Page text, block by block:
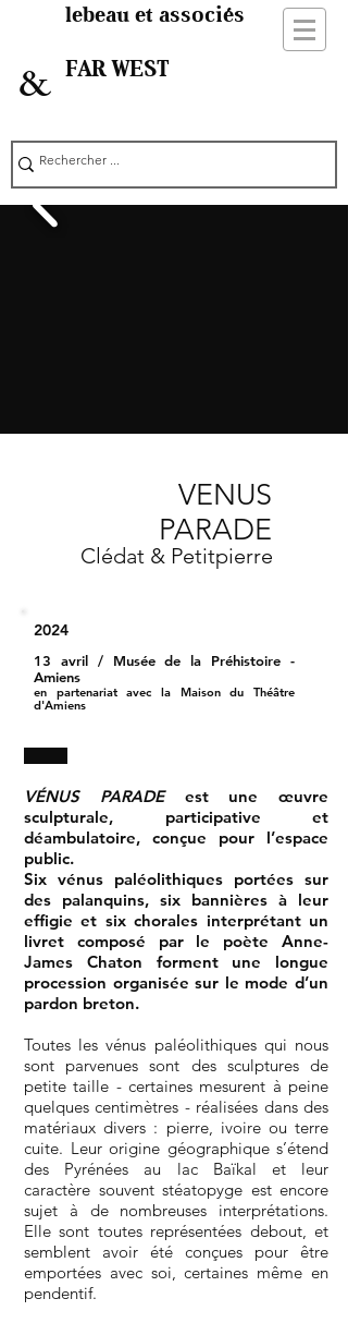
&
lebeau et associés
FAR WEST
VENUS
PARADE
Clédat & Petitpierre
2024
13 avril / Musée de la Préhistoire -
Amiens
en partenariat avec la Maison du Théâtre
d'Amiens
VÉNUS PARADE est une œuvre
sculpturale, participative et
déambulatoire, conçue pour l’espace
public.
Six vénus paléolithiques portées sur
des palanquins, six bannières à leur
effigie et six chorales interprétant un
livret composé par le poète Anne-
James Chaton forment une longue
procession organisée sur le mode d’un
pardon breton.
Toutes les vénus paléolithiques qui nous
sont parvenues sont des sculptures de
petite taille - certaines mesurent à peine
quelques centimètres - réalisées dans des
matériaux divers : pierre, ivoire ou terre
cuite. Leur origine géographique s’étend
des Pyrénées au lac Baïkal et leur
caractère souvent stéatopyge est encore
sujet à de nombreuses interprétations.
Elle sont toutes représentées debout, et
semblent avoir été conçues pour être
emportées avec soi, certaines même en
pendentif.